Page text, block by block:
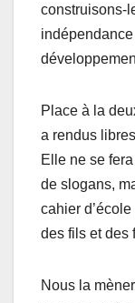
construisons-
Place à la
a rendus
Elle ne se
de slogans,
cahier
des fils et des
Nous la